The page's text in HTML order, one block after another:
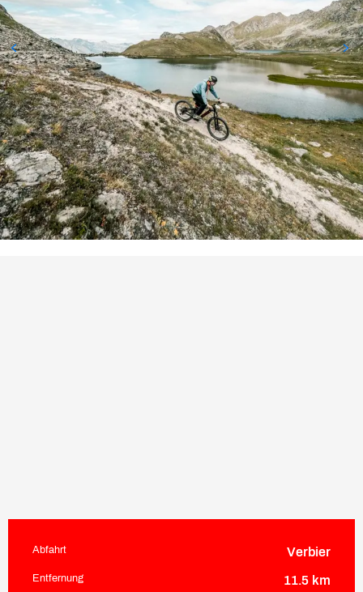
Praktische Informationen
Abfahrt Verbier
Entfernung 11.5 km